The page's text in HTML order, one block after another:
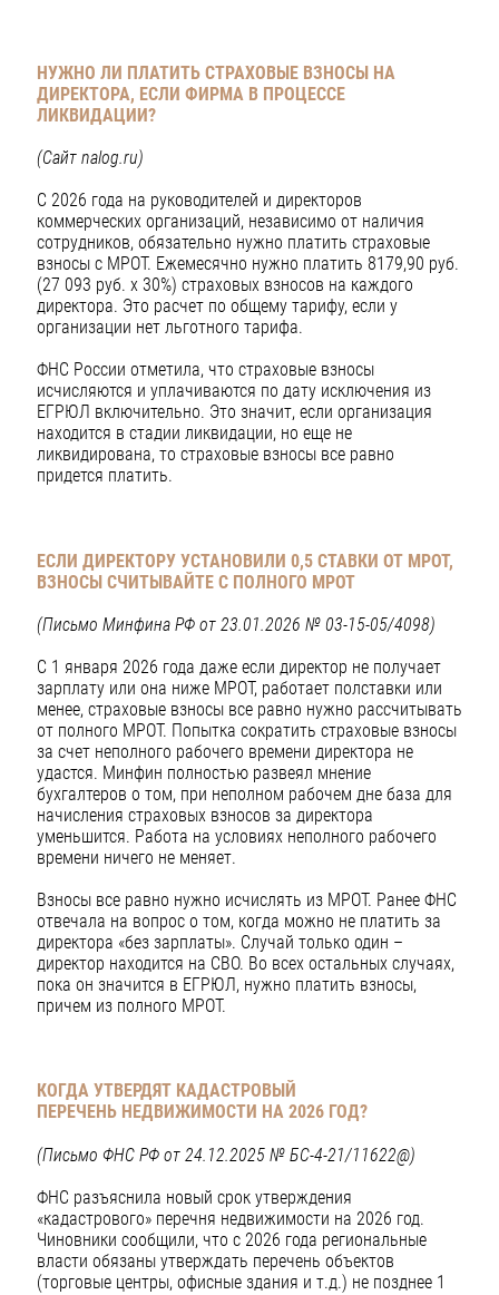
НУЖНО ЛИ ПЛАТИТЬ СТРАХОВЫЕ ВЗНОСЫ НА
ДИРЕКТОРА, ЕСЛИ ФИРМА В ПРОЦЕССЕ
ЛИКВИДАЦИИ?
(Сайт nalog.ru)
С 2026 года на руководителей и директоров
коммерческих организаций, независимо от наличия
сотрудников, обязательно нужно платить страховые
взносы с МРОТ. Ежемесячно нужно платить 8179,90 руб.
(27 093 руб. х 30%) страховых взносов на каждого
директора. Это расчет по общему тарифу, если у
организации нет льготного тарифа.
ФНС России отметила, что страховые взносы
исчисляются и уплачиваются по дату исключения из
ЕГРЮЛ включительно. Это значит, если организация
находится в стадии ликвидации, но еще не
ликвидирована, то страховые взносы все равно
придется платить.
ЕСЛИ ДИРЕКТОРУ УСТАНОВИЛИ 0,5 СТАВКИ ОТ МРОТ,
ВЗНОСЫ СЧИТЫВАЙТЕ С ПОЛНОГО МРОТ
(Письмо Минфина РФ от 23.01.2026 № 03-15-05/4098)
С 1 января 2026 года даже если директор не получает
зарплату или она ниже МРОТ, работает полставки или
менее, страховые взносы все равно нужно рассчитывать
от полного МРОТ. Попытка сократить страховые взносы
за счет неполного рабочего времени директора не
удастся. Минфин полностью развеял мнение
бухгалтеров о том, при неполном рабочем дне база для
начисления страховых взносов за директора
уменьшится. Работа на условиях неполного рабочего
времени ничего не меняет.
Взносы все равно нужно исчислять из МРОТ. Ранее ФНС
отвечала на вопрос о том, когда можно не платить за
директора «без зарплаты». Случай только один –
директор находится на СВО. Во всех остальных случаях,
пока он значится в ЕГРЮЛ, нужно платить взносы,
причем из полного МРОТ.
КОГДА УТВЕРДЯТ КАДАСТРОВЫЙ
ПЕРЕЧЕНЬ НЕДВИЖИМОСТИ НА 2026 ГОД?
(Письмо ФНС РФ от 24.12.2025 № БС-4-21/11622@)
ФНС разъяснила новый срок утверждения
«кадастрового» перечня недвижимости на 2026 год.
Чиновники сообщили, что с 2026 года региональные
власти обязаны утверждать перечень объектов
(торговые центры, офисные здания и т.д.) не позднее 1